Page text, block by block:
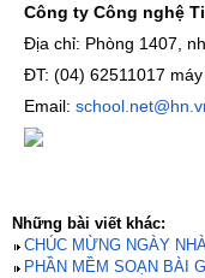
Công ty Công nghệ
Địa chỉ: Phòng 1407,
ĐT: (04) 62511017
Email:
Những bài viết khác:
CHÚC MỪNG NGÀY
PHẦN MỀM SOẠN BÀI